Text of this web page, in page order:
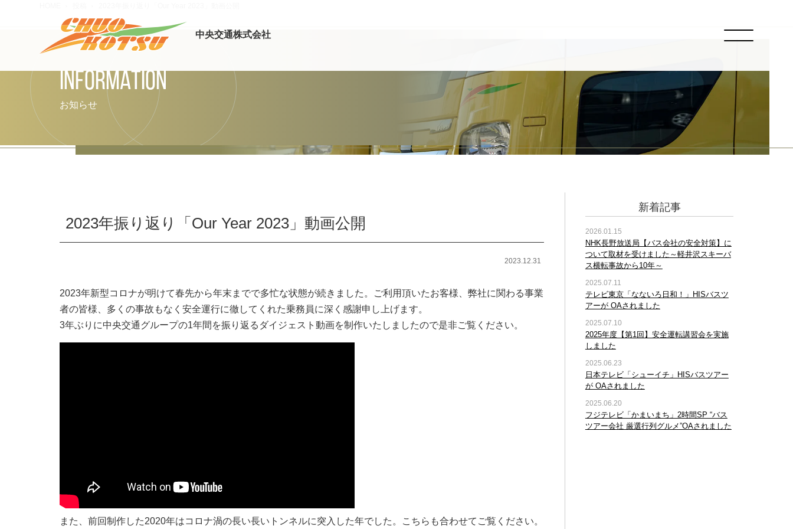
中央交通株式会社
お知らせ
INFORMATION
2023年振り返り「Our Year 2023」動画公開
2023.12.31
2023年新型コロナが明けて春先から年末までで多忙な状態が続きました。ご利用頂いたお客様、弊社に関わる事業
者の皆様、多くの事故もなく安全運行に徹してくれた乗務員に深く感謝申し上げます。
3年ぶりに中央交通グループの1年間を振り返るダイジェスト動画を制作いたしましたので是非ご覧ください。
また、前回制作した2020年はコロナ渦の長い長いトンネルに突入した年でした。こちらも合わせてご覧ください。
新着記事
2026.01.15
NHK長野放送局【バス会社の安全対策】に
ついて取材を受けました～軽井沢スキーバ
ス横転事故から10年～
2025.07.11
テレビ東京「なないろ日和！」HISバスツ
アーが OAされました
2025.07.10
2025年度【第1回】安全運転講習会を実施
しました
2025.06.23
日本テレビ「シューイチ」HISバスツアー
が OAされました
2025.06.20
フジテレビ「かまいまち」2時間SP “バス
ツアー会社 厳選行列グルメ”OAされました